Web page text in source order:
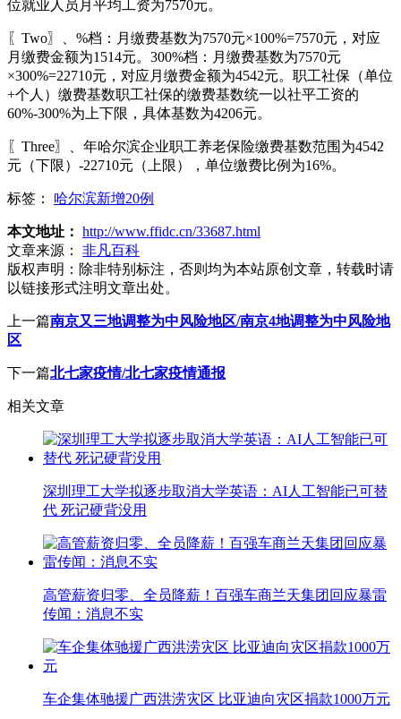
位就业人员月平均工资为7570元。
〖Two〗、%档：月缴费基数为7570元×100%=7570元，对应
月缴费金额为1514元。300%档：月缴费基数为7570元
×300%=22710元，对应月缴费金额为4542元。职工社保（单位
+个人）缴费基数职工社保的缴费基数统一以社平工资的
60%-300%为上下限，具体基数为4206元。
〖Three〗、年哈尔滨企业职工养老保险缴费基数范围为4542
元（下限）-22710元（上限），单位缴费比例为16%。
标签： 哈尔滨新增20例
本文地址： http://www.ffidc.cn/33687.html
文章来源：
非凡百科
版权声明： 除非特别标注，否则均为本站原创文章，转载时请
以链接形式注明文章出处。
上一篇南京又三地调整为中风险地区/南京4地调整为中风险地
区
下一篇北七家疫情/北七家疫情通报
相关文章
深圳理工大学拟逐步取消大学英语：AI人工智能已可替
代 死记硬背没用
高管薪资归零、全员降薪！百强车商兰天集团回应暴雷
传闻：消息不实
车企集体驰援广西洪涝灾区 比亚迪向灾区捐款1000万元